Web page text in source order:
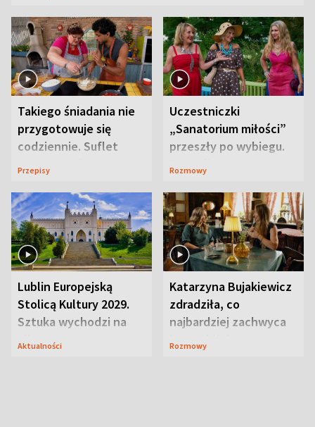
Takiego śniadania nie
przygotowuje się
codziennie. Suflet
serowy zachwyca
Przepisy
Uczestniczki
„Sanatorium miłości”
przeszły po wybiegu.
Te stylizacje
Rozmowy
Lublin Europejską
Stolicą Kultury 2029.
Sztuka wychodzi na
ulice
Aktualności
Katarzyna Bujakiewicz
zdradziła, co
najbardziej zachwyca
ją w Lublinie
Rozmowy